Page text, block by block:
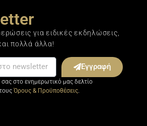
για ειδικές εκδηλώσεις,
πολλά άλλα!
Εγγραφή
στο ενημερωτικό μας δελτίο
Όρους & Προϋποθέσεις.